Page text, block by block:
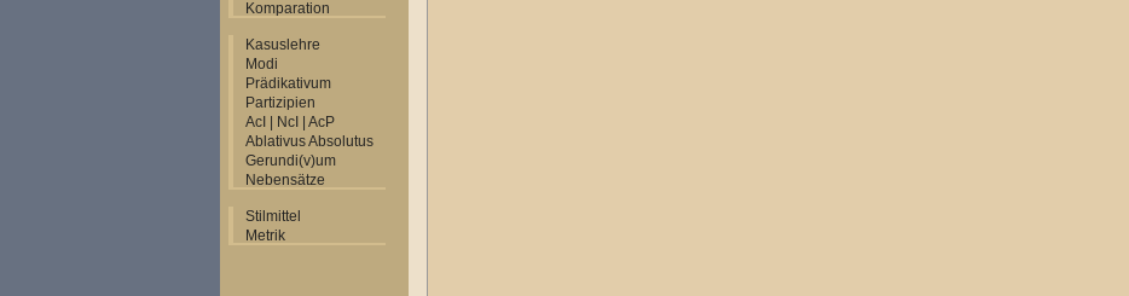
Komparation
Kasuslehre
Modi
Prädikativum
Partizipien
AcI | NcI | AcP
Ablativus Absolutus
Gerundi(v)um
Nebensätze
Stilmittel
Metrik